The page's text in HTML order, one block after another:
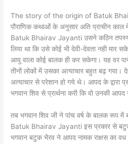
The story of the origin of Batuk
पौराणिक कथाओं के अनुसार अति प्राचीन काल
Batuk Bhairav Jayanti उसने कठिन तपस्या
लिया था कि उसे कोई भी देवी-देवता नही मार
आयु वाला कोई बालक ही कर सकेगा। यह वर
तीनों लोकों में उसका अत्याचार बहुत बढ़ गया।
अत्याचार से परेशान हो गये थे। आपद के द्वारा
भगवान शिव से प्रार्थना करी कि वो उनकी आपद
तब भगवान शिव जी ने पांच वर्ष के बालक रूप में
Batuk Bhairav Jayanti इस प्रकार से बटुक
भगवान बटुक भैरव ने आपद नामक राक्षस का